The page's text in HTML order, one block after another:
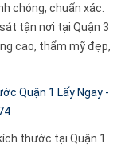
chóng, chuẩn xác.
tận nơi tại Quận 3
cao, thẩm mỹ đẹp,
Quận 1 Lấy Ngay -
thước tại Quận 1